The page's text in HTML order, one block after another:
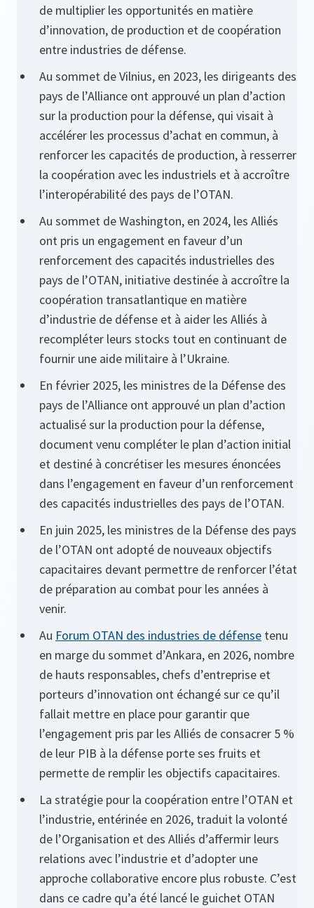
de multiplier les opportunités en matière
d’innovation, de production et de coopération
entre industries de défense.
Au sommet de Vilnius, en 2023, les dirigeants des
pays de l’Alliance ont approuvé un plan d’action
sur la production pour la défense, qui visait à
accélérer les processus d’achat en commun, à
renforcer les capacités de production, à resserrer
la coopération avec les industriels et à accroître
l’interopérabilité des pays de l’OTAN.
Au sommet de Washington, en 2024, les Alliés
ont pris un engagement en faveur d’un
renforcement des capacités industrielles des
pays de l’OTAN, initiative destinée à accroître la
coopération transatlantique en matière
d’industrie de défense et à aider les Alliés à
recompléter leurs stocks tout en continuant de
fournir une aide militaire à l’Ukraine.
En février 2025, les ministres de la Défense des
pays de l’Alliance ont approuvé un plan d’action
actualisé sur la production pour la défense,
document venu compléter le plan d’action initial
et destiné à concrétiser les mesures énoncées
dans l’engagement en faveur d’un renforcement
des capacités industrielles des pays de l’OTAN.
En juin 2025, les ministres de la Défense des pays
de l’OTAN ont adopté de nouveaux objectifs
capacitaires devant permettre de renforcer l’état
de préparation au combat pour les années à
venir.
Au Forum OTAN des industries de défense tenu
en marge du sommet d’Ankara, en 2026, nombre
de hauts responsables, chefs d’entreprise et
porteurs d’innovation ont échangé sur ce qu’il
fallait mettre en place pour garantir que
l’engagement pris par les Alliés de consacrer 5 %
de leur PIB à la défense porte ses fruits et
permette de remplir les objectifs capacitaires.
La stratégie pour la coopération entre l’OTAN et
l’industrie, entérinée en 2026, traduit la volonté
de l’Organisation et des Alliés d’affermir leurs
relations avec l’industrie et d’adopter une
approche collaborative encore plus robuste. C’est
dans ce cadre qu’a été lancé le guichet OTAN